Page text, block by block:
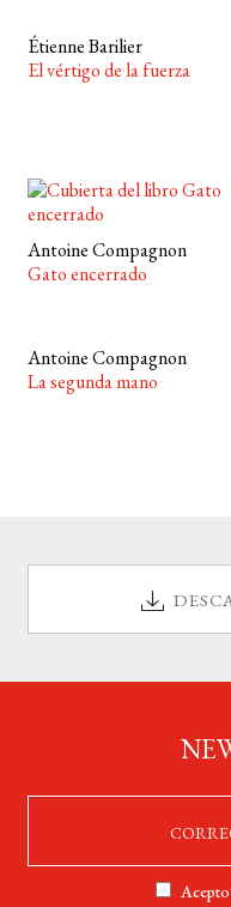
Étienne Barilier
El vértigo de la fuerza
Antoine Compagnon
Gato encerrado
Antoine Compagnon
La segunda mano